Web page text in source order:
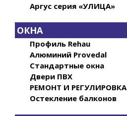
Аргус серия «УЛИЦА»
ОКНА
Профиль Rehau
Алюминий Provedal
Стандартные окна
Двери ПВХ
РЕМОНТ И РЕГУЛИРОВКА
Остекление балконов